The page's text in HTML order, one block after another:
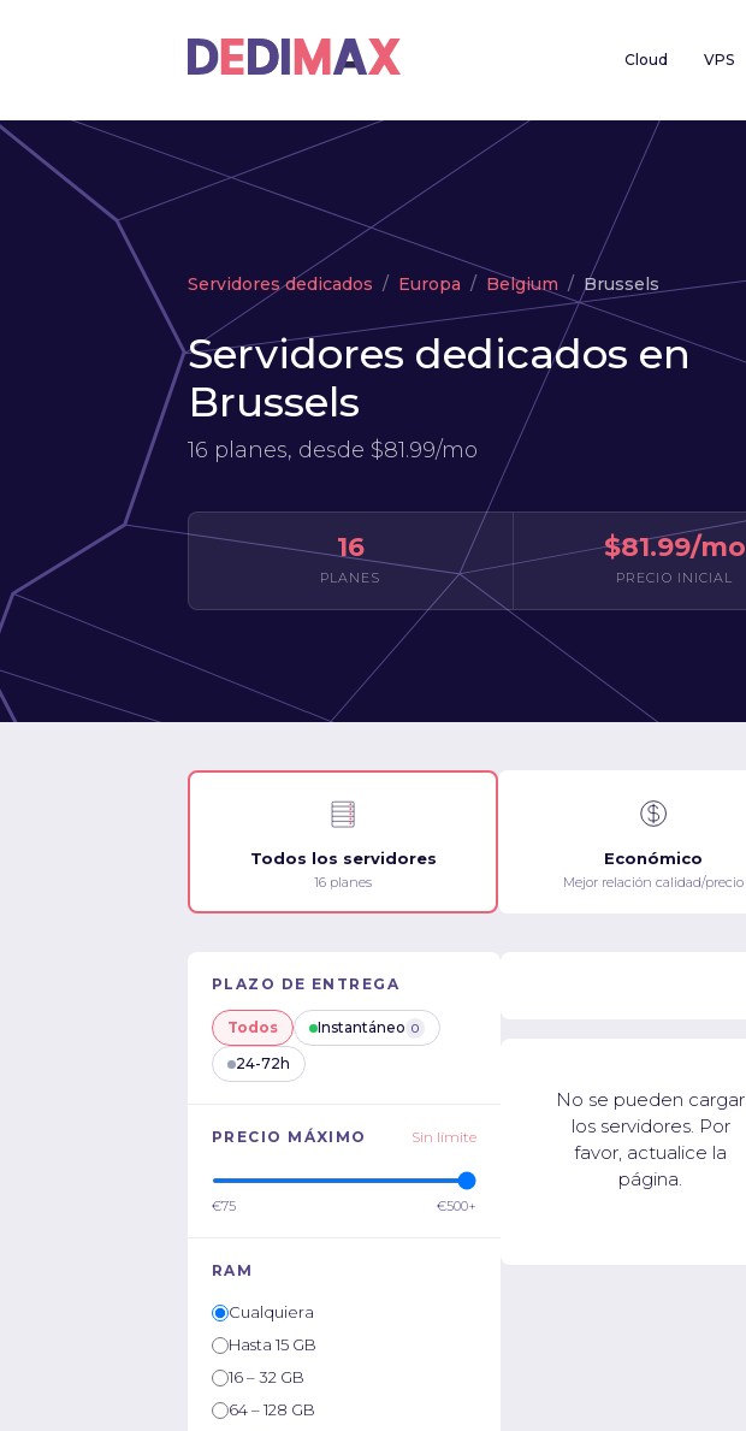
Cloud VPS
Servidores dedicados Europa Belgium Brussels
Servidores dedicados en
Brussels
16 planes, desde $81.99/mo
16
PLANES
$81.99/mo
PRECIO INICIAL
Todos los servidores
16 planes
Económico
Mejor relación calidad/precio
PLAZO DE ENTREGA
Todos Instantáneo 0
24-72h
PRECIO MÁXIMO Sin límite
€75 €500+
RAM
Cualquiera
Hasta 15 GB
16 – 32 GB
64 – 128 GB
No se pueden cargar
los servidores. Por
favor, actualice la
página.